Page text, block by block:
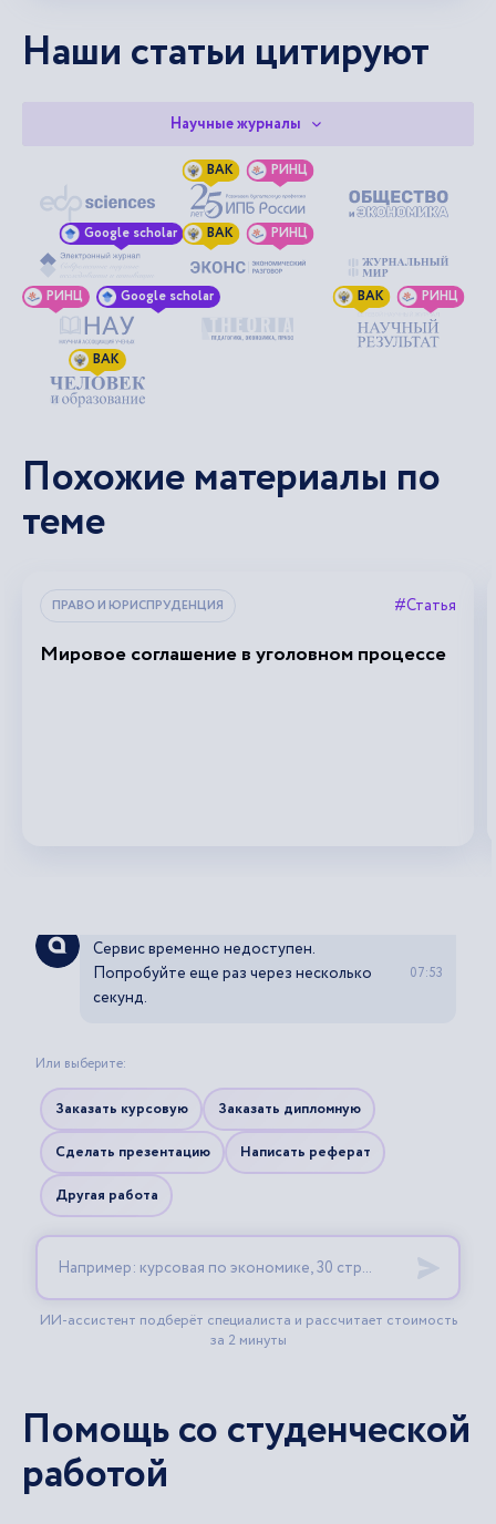
Наши статьи цитируют
Научные журналы
ВАК РИНЦ
Google scholar ВАК РИНЦ
РИНЦ Google scholar ВАК РИНЦ
ВАК
Похожие материалы по
теме
ПРАВО И ЮРИСПРУДЕНЦИЯ #Статья
Мировое соглашение в уголовном процессе
Помощь со студенческой
работой